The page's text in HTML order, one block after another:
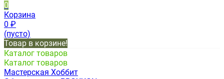
0
Корзина
0 ₽
(пусто)
Товар в корзине!
Каталог товаров
Каталог товаров
Мастерская Хоббит